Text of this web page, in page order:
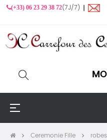
(+33) 06 23 29 38 72(7J/7) ❙
Basculer
☰
Ceremonie Fille